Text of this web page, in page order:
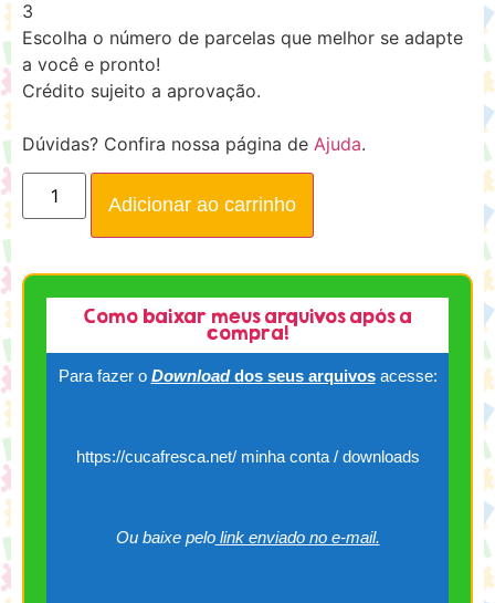
3
Escolha o número de parcelas que melhor se adapte
a você e pronto!
Crédito sujeito a aprovação.
Dúvidas? Confira nossa página de Ajuda.
Adicionar ao carrinho
Como baixar meus arquivos após a
compra!
Para fazer o Downloaddos seus arquivos acesse:
https://cucafresca.net/ minha conta / downloads
Ou baixe pelolink enviado no e-mail.